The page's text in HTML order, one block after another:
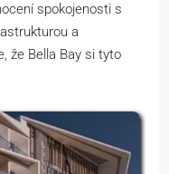
spokojenosti s
a
že Bella Bay si tyto